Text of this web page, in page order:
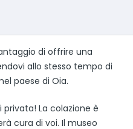
di offrire una
allo stesso tempo di
paese di Oia.
La colazione è
cura di voi. Il museo